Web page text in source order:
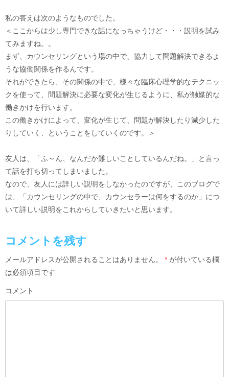
私の答えは次のようなものでした。
＜ここからは少し専門できな話になっちゃうけど・・・説明を試み
てみますね。。
まず、カウンセリングという場の中で、協力して問題解決できるよ
うな協働関係を作るんです。
それができたら、その関係の中で、様々な臨床心理学的なテクニッ
クを使って、問題解決に必要な変化が生じるように、私が触媒的な
働きかけを行います。
この働きかけによって、変化が生じて、問題が解決したり減少した
りしていく、ということをしていくのです。＞
友人は、「ふ～ん、なんだか難しいことしているんだね。」と言っ
て話を打ち切ってしまいました。
なので、友人には詳しい説明をしなかったのですが、このブログで
は、「カウンセリングの中で、カウンセラーは何をするのか」につ
いて詳しい説明をこれからしていきたいと思います。
コメントを残す
メールアドレスが公開されることはありません。 * が付いている欄
は必須項目です
コメント